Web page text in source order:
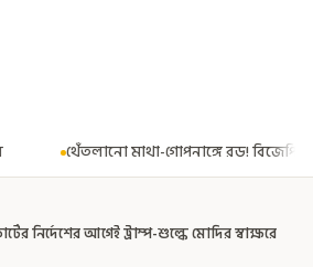
গোপনাঙ্গে রড! বিজেপিশাসিত অসমে
নির্দেশের আগেই ট্রাম্প-শুল্কে মোদির স্বাক্ষরে